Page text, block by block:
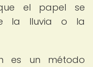
el papel se
la lluvia o la
es un método